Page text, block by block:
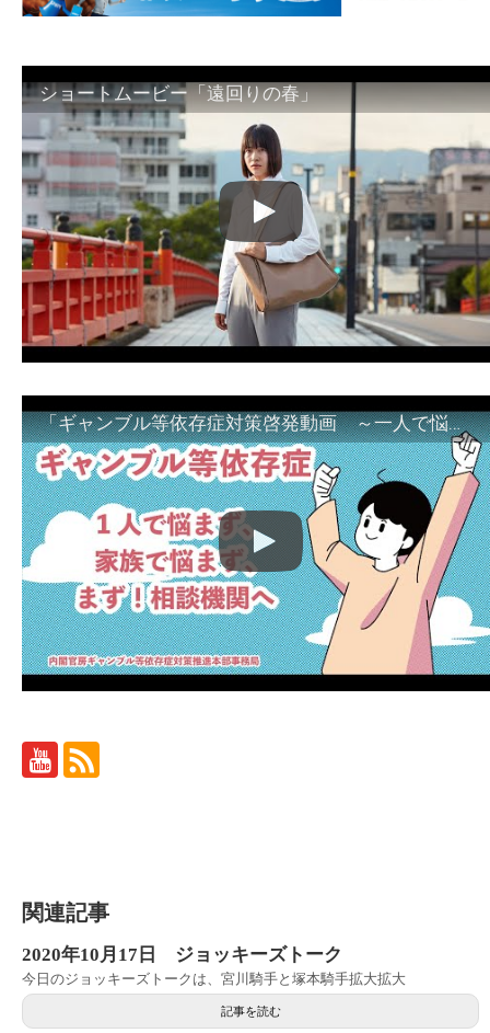
ショートムービー「遠回りの春」
「ギャンブル等依存症対策啓発動画 ～一人で悩まず、家族で悩まず、まず！相談機関へ～」
関連記事
2020年10月17日 ジョッキーズトーク
今日のジョッキーズトークは、宮川騎手と塚本騎手拡大拡大
記事を読む